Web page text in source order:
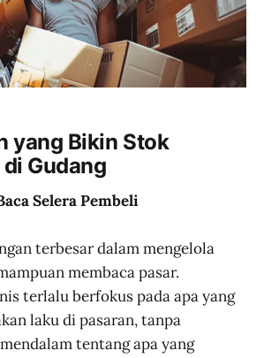
yang Bikin Stok
Gudang
Selera Pembeli
terbesar dalam mengelola
membaca pasar.
terlalu berfokus pada apa yang
laku di pasaran, tanpa
tentang apa yang